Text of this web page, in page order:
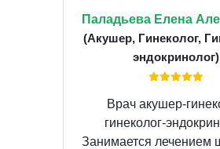
Паладьева Елена
(Акушер, Гинеколог,
эндокринолог)
Врач акушер-
гинеколог-
Занимается лечением